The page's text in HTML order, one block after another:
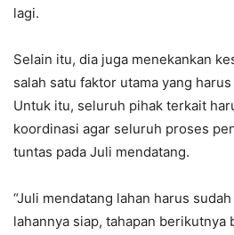
lagi.
Selain itu, dia juga menekankan
salah satu faktor utama yang
Untuk itu, seluruh pihak terkait
koordinasi agar seluruh proses
tuntas pada Juli mendatang.
“Juli mendatang lahan harus
lahannya siap, tahapan berikutnya